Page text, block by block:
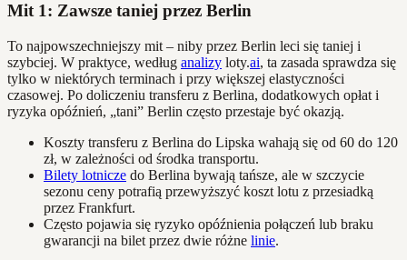
Mit 1: Zawsze taniej przez Berlin
To najpowszechniejszy mit – niby przez Berlin leci się taniej i
szybciej. W praktyce, według analizy loty.ai, ta zasada sprawdza się
tylko w niektórych terminach i przy większej elastyczności
czasowej. Po doliczeniu transferu z Berlina, dodatkowych opłat i
ryzyka opóźnień, „tani” Berlin często przestaje być okazją.
Koszty transferu z Berlina do Lipska wahają się od 60 do 120
zł, w zależności od środka transportu.
Bilety lotnicze do Berlina bywają tańsze, ale w szczycie
sezonu ceny potrafią przewyższyć koszt lotu z przesiadką
przez Frankfurt.
Często pojawia się ryzyko opóźnienia połączeń lub braku
gwarancji na bilet przez dwie różne linie.